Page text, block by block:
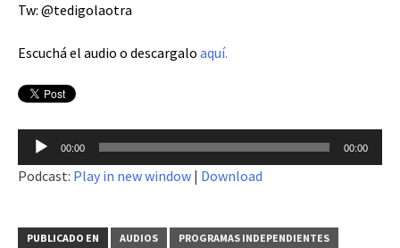
Tw: @tedigolaotra
Escuchá el audio o descargalo aquí.
Reproductor
de
audio
00:00 00:00
Podcast: Play in new window | Download
PUBLICADO EN AUDIOS
PROGRAMAS INDEPENDIENTES